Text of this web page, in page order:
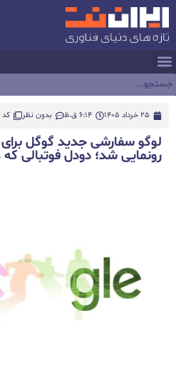
25 خرداد 1405 6:14 ق.ظ بدون نظر کد
رونمایی شد؛ دودل فوتبالی که